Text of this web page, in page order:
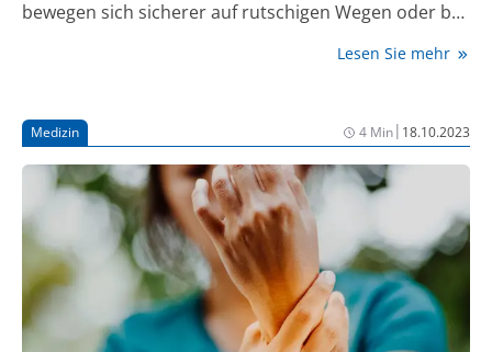
bewegen sich sicherer auf rutschigen Wegen oder bei
Verletzungen wie Knochenbrüche und können länger
Fähigkeiten sind für Ältere das magische Duo, um sich
vor Stürzen in der dunklen Jahreszeit zu schützen“,
sagt Prof. Dr. Steffen Ruchholtz, stellvertretender
Präsident der Deutschen Gesellschaft für Orthopädie
und Unfallchirurgie (DGOU). Wie man die
Knochengesundheit stärkt, erfahren Interessierte am
26. Oktober 2023 beim kostenlosen Patiententag auf
dem Deutschen Kongress für Orthopädie und
Unfallchirurgie (DKOU) in Berlin.
Lesen Sie mehr
Medizin 4 Min| 18.10.2023